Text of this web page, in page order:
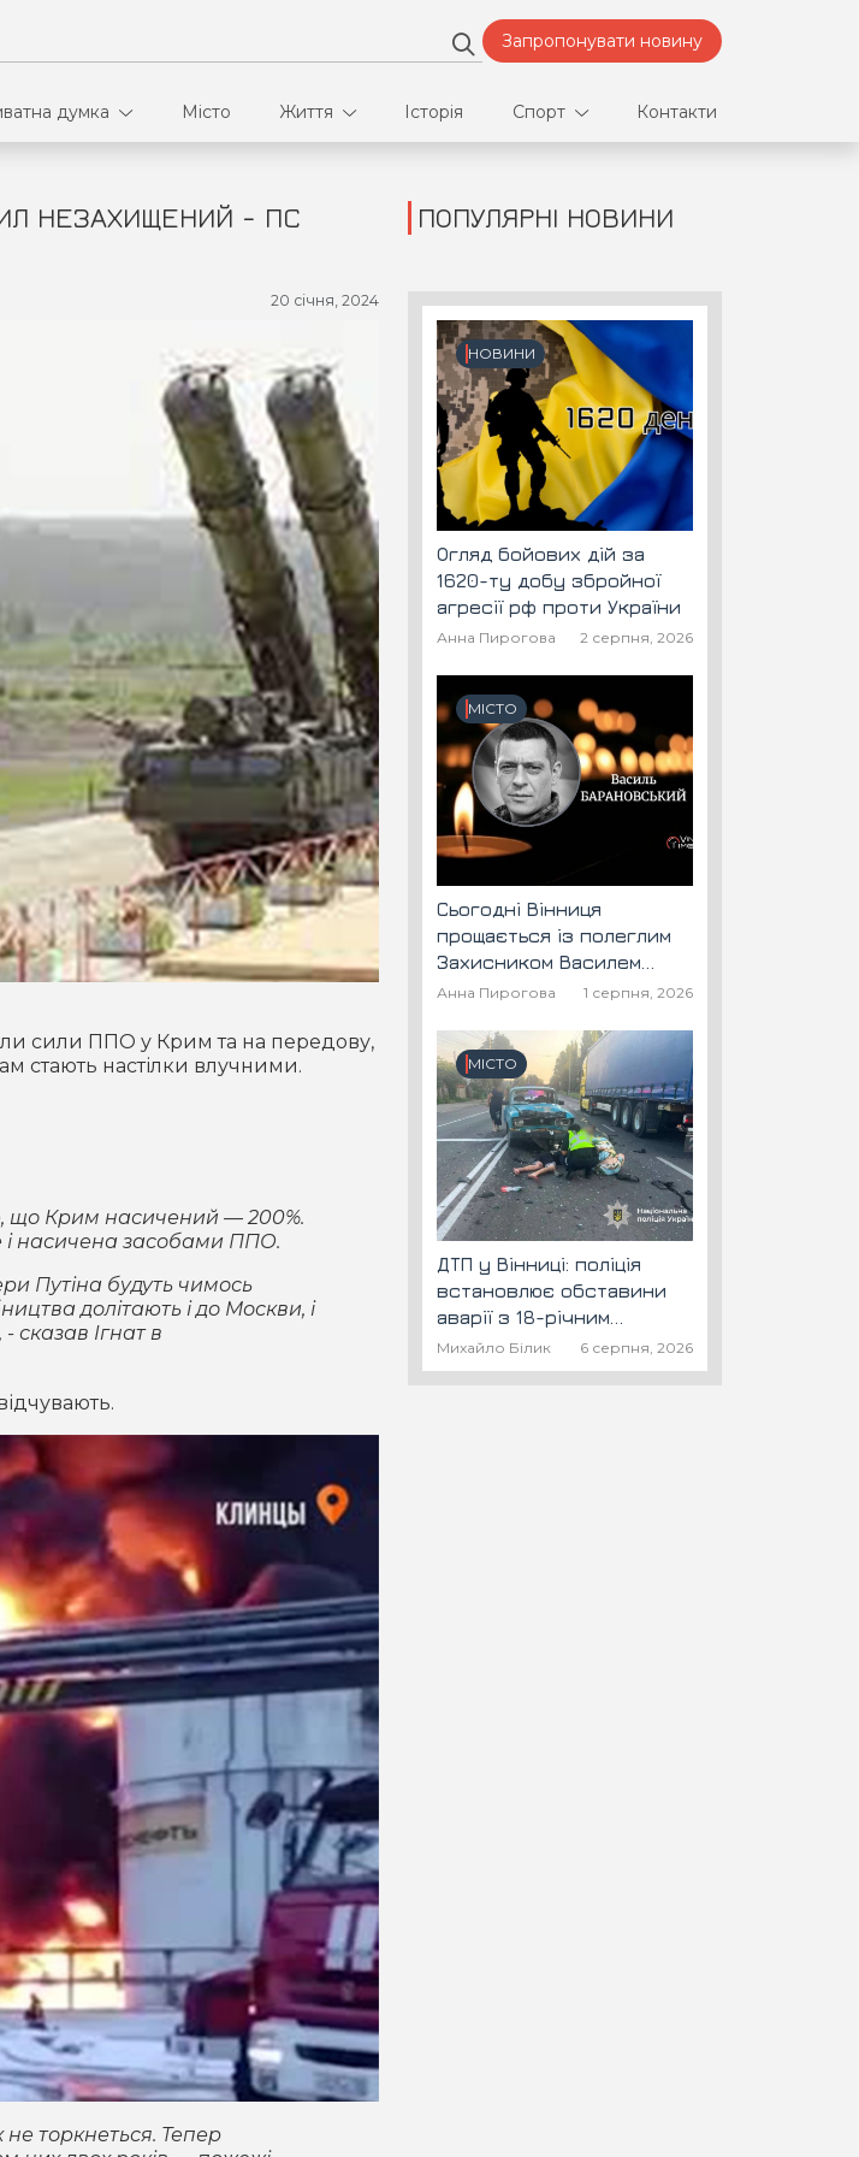
Запропонувати новину
думка Місто Життя
Відео
Конфлікти
Спорт
Історія Спорт
Футбол
Контакти
НЕЗАХИЩЕНИЙ - ПС
20 січня, 2024
сили ППО у Крим та на передову,
стають настілки влучними.
що Крим насичений — 200%.
і насичена засобами ППО.
Путіна будуть чимось
долітають і до Москви, і
сказав Ігнат в
торкнеться. Тепер
ПОПУЛЯРНІ НОВИНИ
НОВИНИ
Огляд бойових дій за
1620-ту добу збройної
агресії рф проти України
Анна Пирогова 2 серпня, 2026
МІСТО
Сьогодні Вінниця
прощається із полеглим
Захисником Василем
Барановським "Шторм"
Анна Пирогова 1 серпня, 2026
МІСТО
ДТП у Вінниці: поліція
встановлює обставини
аварії з 18-річним
скутеристом
Михайло Білик 6 серпня, 2026